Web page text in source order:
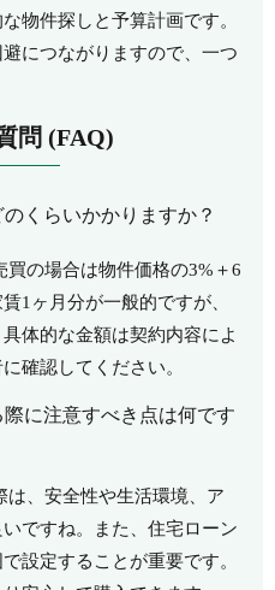
物件探しと予算計画です。
につながりますので、一つ
問 (FAQ)
くらいかかりますか？
の場合は物件価格の3%＋6
1ヶ月分が一般的ですが、
体的な金額は契約内容によ
確認してください。
に注意すべき点は何です
、安全性や生活環境、ア
ですね。また、住宅ローン
設定することが重要です。